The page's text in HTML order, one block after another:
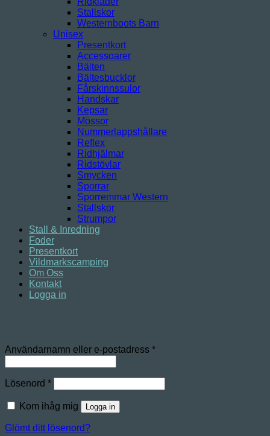
Stallskor
Westernboots Barn
Unisex
Presentkort
Accessoarer
Bälten
Bältesbucklor
Fårskinnssulor
Handskar
Kepsar
Mössor
Nummerlappshållare
Reflex
Ridhjälmar
Ridstövlar
Smycken
Sporrar
Sporremmar Western
Stallskor
Strumpor
Stall & Inredning
Foder
Presentkort
Vildmarkscamping
Om Oss
Kontakt
Logga in
Användarnamn eller e-postadress *Obligatoriskt
Lösenord *Obligatoriskt
Kom ihåg mig Logga in
Glömt ditt lösenord?